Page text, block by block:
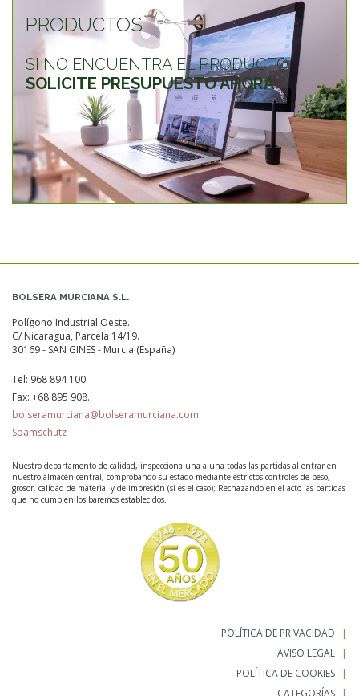
PRODUCTOS
SI NO ENCUENTRA EL PRODUCTO
SOLICITE PRESUPUESTO AHORA
BOLSERA MURCIANA S.L.
Polígono Industrial Oeste.
C/ Nicaragua, Parcela 14/19.
30169 - SAN GINES - Murcia (España)
Tel: 968 894 100
Fax: +68 895 908.
bolseramurciana@bolseramurciana.com
Spamschutz
Nuestro departamento de calidad, inspecciona una a una todas las partidas al entrar en
nuestro almacén central, comprobando su estado mediante estrictos controles de peso,
grosor, calidad de material y de impresión (si es el caso); Rechazando en el acto las partidas
que no cumplen los baremos establecidos.
POLÍTICA DE PRIVACIDAD
AVISO LEGAL
POLÍTICA DE COOKIES
CATEGORÍAS